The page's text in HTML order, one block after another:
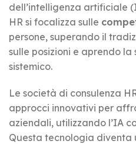
dell’intelligenza artificiale
HR si focalizza sulle
persone, superando il
sulle posizioni e aprendo
sistemico.
Le società di consulenza
approcci innovativi per
aziendali, utilizzando l’IA
Questa tecnologia diventa